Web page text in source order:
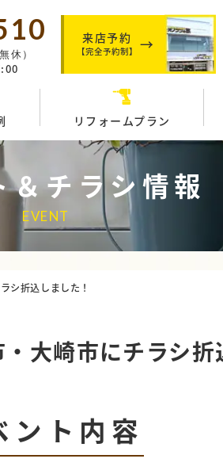
休）
来店予約
【完全予約制】
リフォームプラン
＆チラシ情報
EVENT
シ折込しました！
大崎市にチラシ折
ント内容